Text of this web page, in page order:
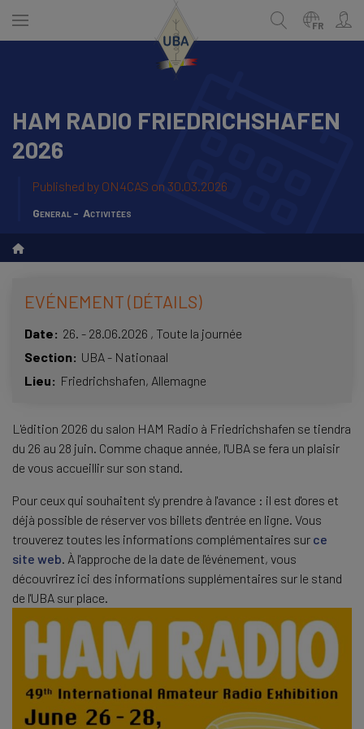
FR
NEDERLANDS
FRANÇAIS
Recherche
HAM RADIO FRIEDRICHSHAFEN
2026
Published by ON4CAS on 30.03.2026
General Activitées
EVÉNEMENT (DÉTAILS)
Date 26. - 28.06.2026 , Toute la journée
Section
UBA - Nationaal
Lieu
Friedrichshafen Allemagne
L'édition 2026 du salon HAM Radio à Friedrichshafen se tiendra
du 26 au 28 juin. Comme chaque année, l'UBA se fera un plaisir
de vous accueillir sur son stand.
Pour ceux qui souhaitent s'y prendre à l'avance : il est d'ores et
déjà possible de réserver vos billets d'entrée en ligne. Vous
trouverez toutes les informations complémentaires sur ce
site web. À l'approche de la date de l'événement, vous
découvrirez ici des informations supplémentaires sur le stand
de l'UBA sur place.